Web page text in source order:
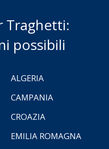
Traghetti:
possibili
ALGERIA
CAMPANIA
CROAZIA
EMILIA ROMAGNA